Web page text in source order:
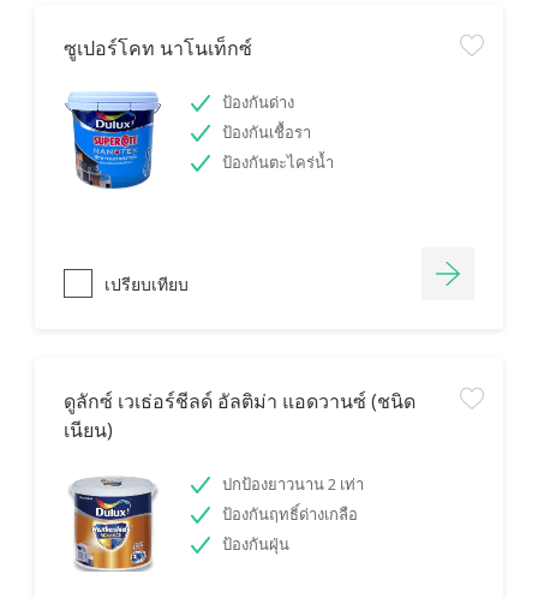
ซูเปอร์โคท นาโนเท็กซ์
ป้องกันด่าง
ป้องกันเชื้อรา
ป้องกันตะไคร่น้ำ
เปรียบเทียบ
ดูลักซ์ เวเธ่อร์ชีลด์ อัลติม่า แอดวานซ์ (ชนิด
เนียน)
ปกป้องยาวนาน 2 เท่า
ป้องกันฤทธิ์ด่างเกลือ
ป้องกันฝุ่น